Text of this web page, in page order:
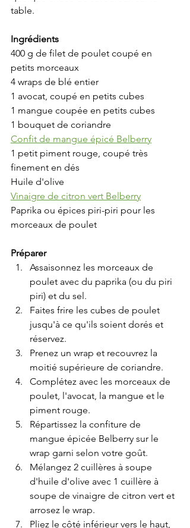
table.
Ingrédients
400 g de filet de poulet coupé en
petits morceaux
4 wraps de blé entier
1 avocat, coupé en petits cubes
1 mangue coupée en petits cubes
1 bouquet de coriandre
Confit de mangue épicé Belberry
1 petit piment rouge, coupé très
finement en dés
Huile d'olive
Vinaigre de citron vert Belberry
Paprika ou épices piri-piri pour les
morceaux de poulet
Préparer
Assaisonnez les morceaux de
poulet avec du paprika (ou du piri
piri) et du sel.
Faites frire les cubes de poulet
jusqu'à ce qu'ils soient dorés et
réservez.
Prenez un wrap et recouvrez la
moitié supérieure de coriandre.
Complétez avec les morceaux de
poulet, l'avocat, la mangue et le
piment rouge.
Répartissez la confiture de
mangue épicée Belberry sur le
wrap garni selon votre goût.
Mélangez 2 cuillères à soupe
d'huile d'olive avec 1 cuillère à
soupe de vinaigre de citron vert et
arrosez le wrap.
Pliez le côté inférieur vers le haut,